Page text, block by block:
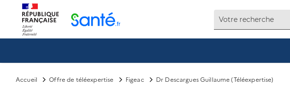
Accueil Offre de téléexpertise Figeac Dr Descargues Guillaume (Téléexpertise)
Panneau de gestion des cookies